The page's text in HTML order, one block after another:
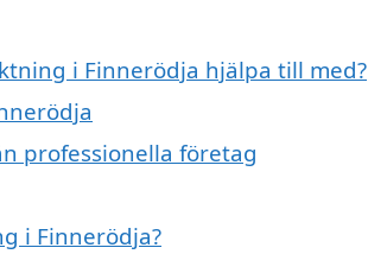
i Finnerödja hjälpa till med?
professionella företag
i Finnerödja?